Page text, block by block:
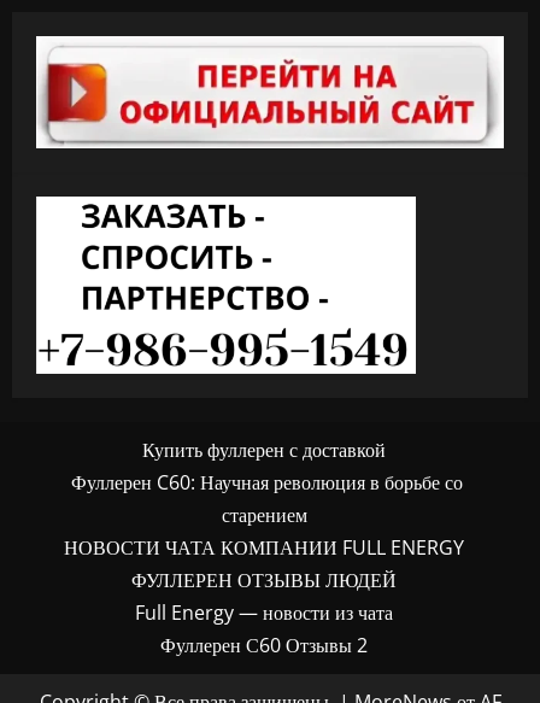
Купить фуллерен с доставкой
Фуллерен C60: Научная революция в борьбе со
старением
НОВОСТИ ЧАТА КОМПАНИИ FULL ENERGY
ФУЛЛЕРЕН ОТЗЫВЫ ЛЮДЕЙ
Full Energy — новости из чата
Фуллерен С60 Отзывы 2